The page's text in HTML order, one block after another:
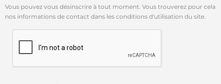
Vous pouvez vous désinscrire à tout moment. Vous trouverez pour cela
nos informations de contact dans les conditions d'utilisation du site.